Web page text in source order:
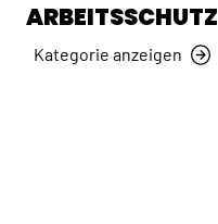
ARBEITSSCHUTZ
Kategorie anzeigen